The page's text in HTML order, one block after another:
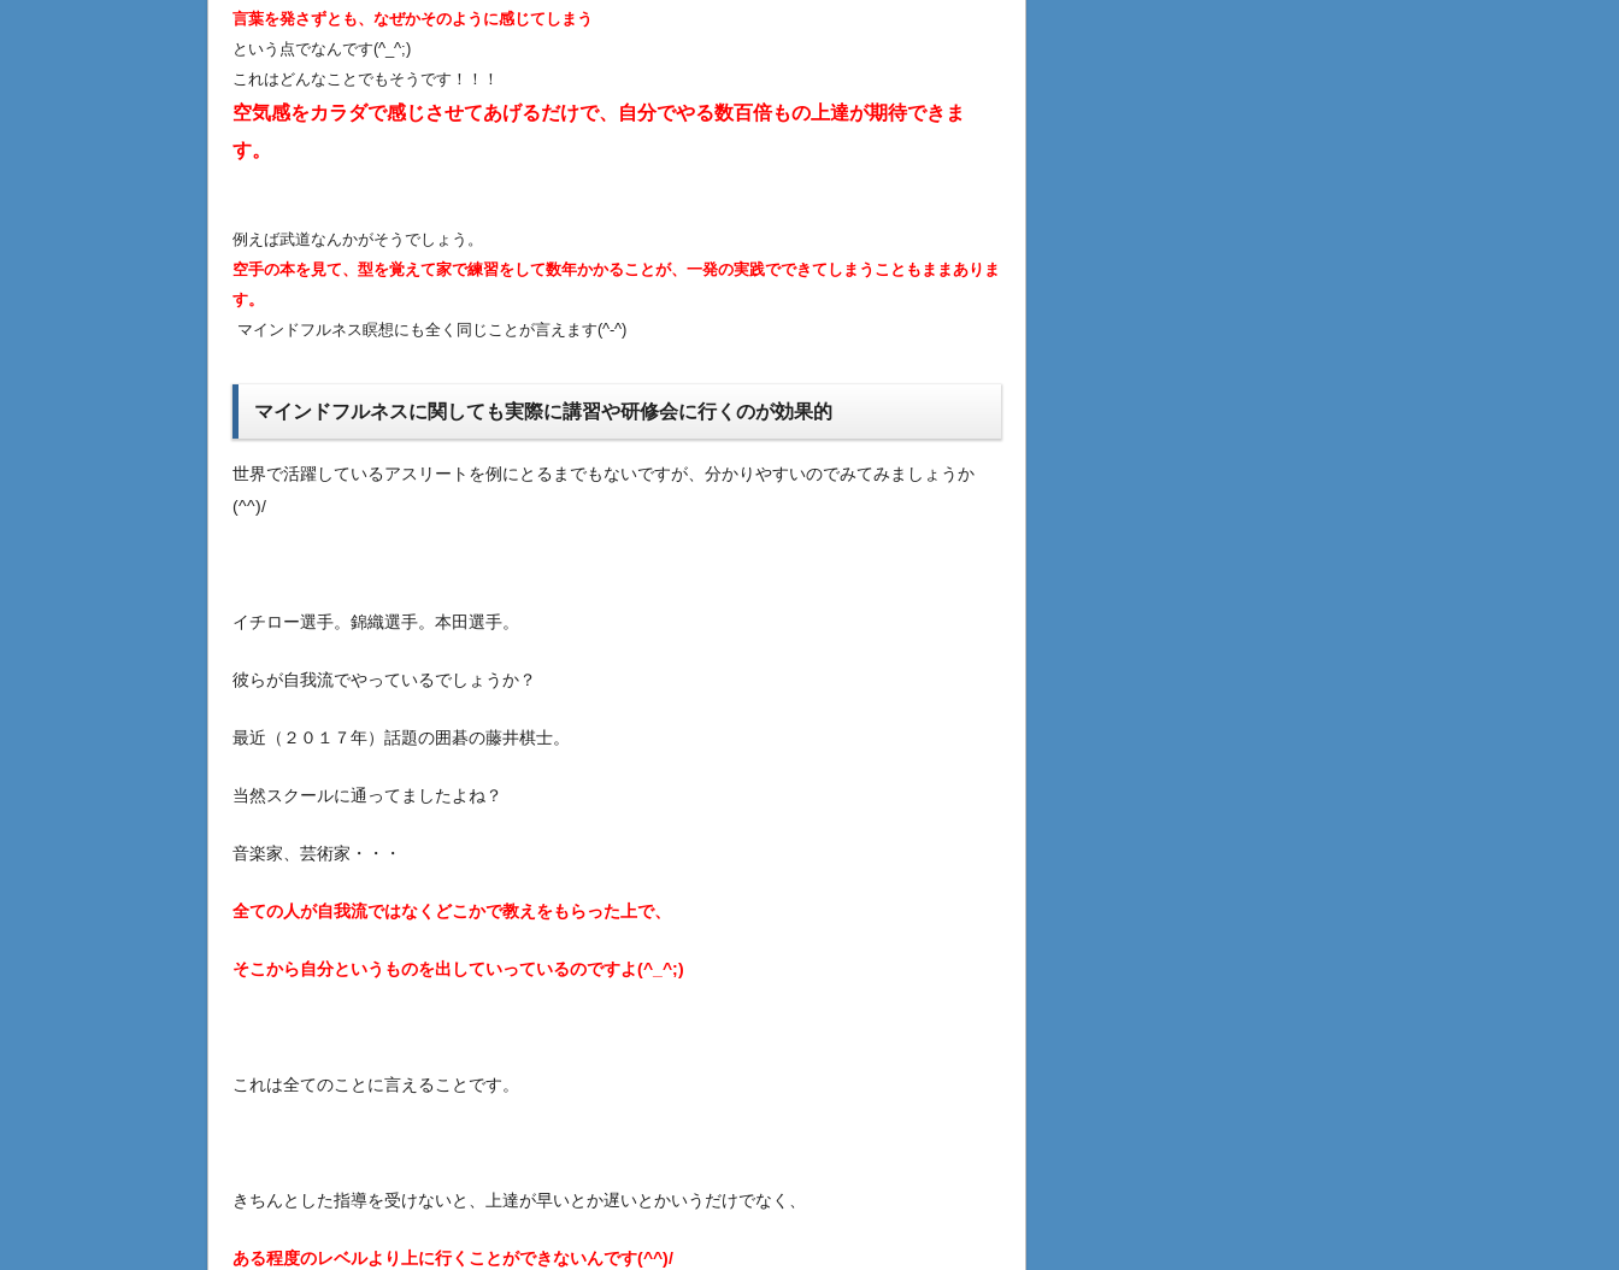
言葉を発さずとも、なぜかそのように感じてしまう
という点でなんです(^_^;)
これはどんなことでもそうです！！！
空気感をカラダで感じさせてあげるだけで、自分でやる数百倍もの上達が期待できま
す。
例えば武道なんかがそうでしょう。
空手の本を見て、型を覚えて家で練習をして数年かかることが、一発の実践でできてしまうこともままありま
す。
マインドフルネス瞑想にも全く同じことが言えます(^-^)
マインドフルネスに関しても実際に講習や研修会に行くのが効果的
世界で活躍しているアスリートを例にとるまでもないですが、分かりやすいのでみてみましょうか
(^^)/
イチロー選手。錦織選手。本田選手。
彼らが自我流でやっているでしょうか？
最近（２０１７年）話題の囲碁の藤井棋士。
当然スクールに通ってましたよね？
音楽家、芸術家・・・
全ての人が自我流ではなくどこかで教えをもらった上で、
そこから自分というものを出していっているのですよ(^_^;)
これは全てのことに言えることです。
きちんとした指導を受けないと、上達が早いとか遅いとかいうだけでなく、
ある程度のレベルより上に行くことができないんです(^^)/